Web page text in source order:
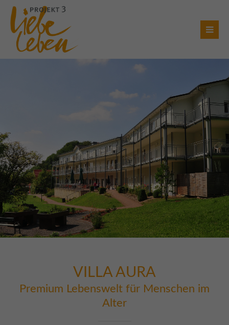
Login
Benutzername
Anmelden
Register|Lost your password?
Support
24h/ 365days
VILLAAURA
Premium Lebenswelt für Menschen im
Alter